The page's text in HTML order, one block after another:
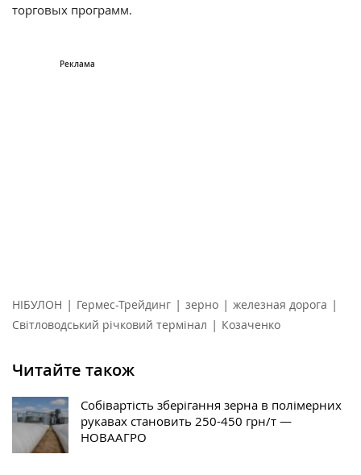
торговых программ.
НІБУЛОН | Гермес-Трейдинг | зерно | железная дорога |
Світловодський річковий термінал | Козаченко
Читайте також
Собівартість зберігання зерна в полімерних
рукавах становить 250-450 грн/т —
НОВААГРО